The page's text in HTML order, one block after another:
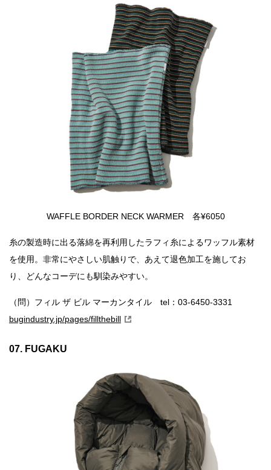
WAFFLE BORDER NECK WARMER 各¥6050
糸の製造時に出る落綿を再利用したラフィ糸によるワッフル素材
を使用。非常にやさしい肌触りで、あえて退色加工を施してお
り、どんなコーデにも馴染みやすい。
（問）フィル ザ ビル マーカンタイル tel：03-6450-3331
bugindustry.jp/pages/fillthebill
07. FUGAKU